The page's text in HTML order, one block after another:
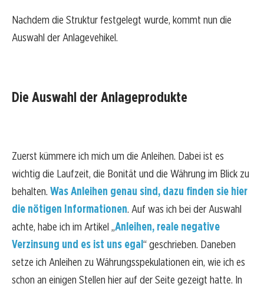
Nachdem die Struktur festgelegt wurde, kommt nun die
Auswahl der Anlagevehikel.
Die Auswahl der Anlageprodukte
Zuerst kümmere ich mich um die Anleihen. Dabei ist es
wichtig die Laufzeit, die Bonität und die Währung im Blick zu
behalten. Was Anleihen genau sind, dazu finden sie hier
die nötigen Informationen. Auf was ich bei der Auswahl
achte, habe ich im Artikel „Anleihen, reale negative
Verzinsung und es ist uns egal“ geschrieben. Daneben
setze ich Anleihen zu Währungsspekulationen ein, wie ich es
schon an einigen Stellen hier auf der Seite gezeigt hatte. In